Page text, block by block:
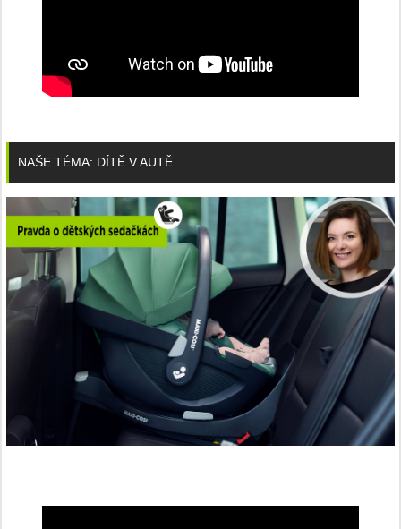
NAŠE TÉMA: DÍTĚ V AUTĚ